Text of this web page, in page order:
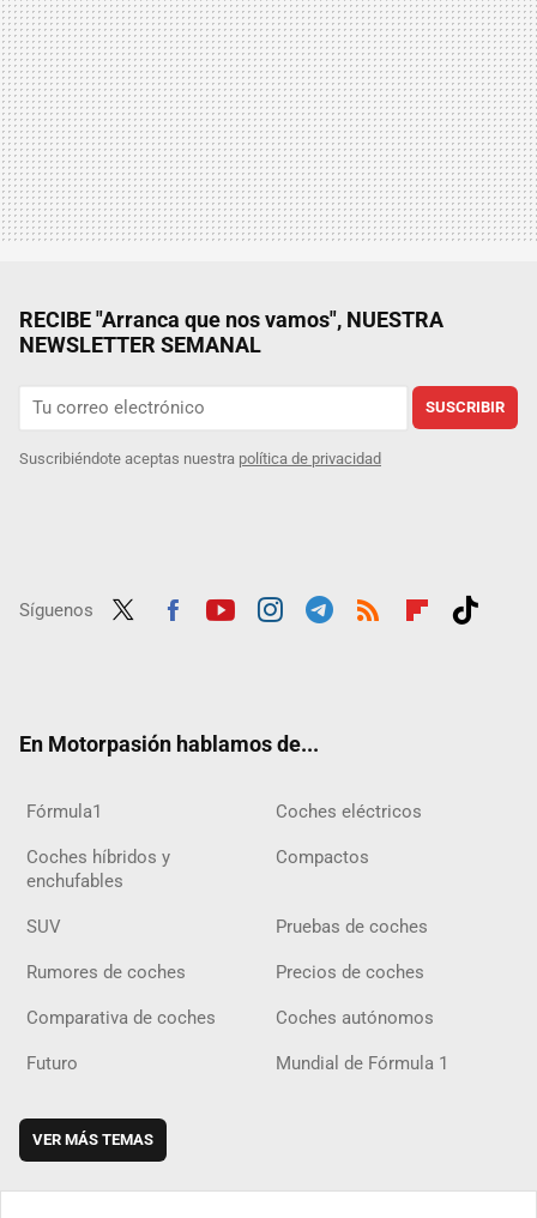
RECIBE "Arranca que nos vamos", NUESTRA
NEWSLETTER SEMANAL
SUSCRIBIR
Suscribiéndote aceptas nuestra política de privacidad
Síguenos
En Motorpasión hablamos de...
Fórmula1 Coches eléctricos
Coches híbridos y
enchufables
Compactos
SUV Pruebas de coches
Rumores de coches Precios de coches
Comparativa de coches Coches autónomos
Futuro Mundial de Fórmula 1
VER MÁS TEMAS